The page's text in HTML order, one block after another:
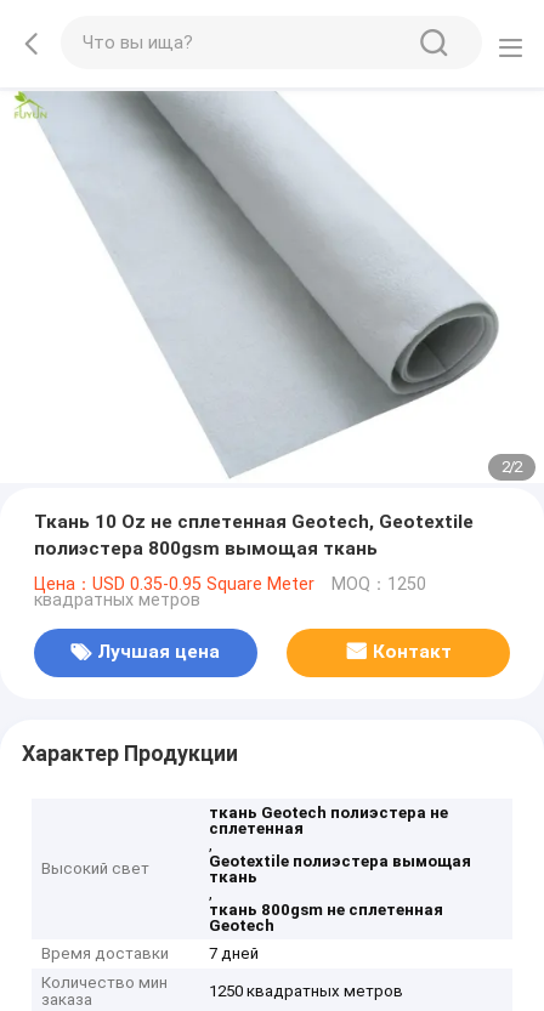
2/2
Ткань 10 Oz не сплетенная Geotech, Geotextile
полиэстера 800gsm вымощая ткань
Цена：USD 0.35-0.95 Square Meter MOQ：1250
квадратных метров
Лучшая цена Контакт
Характер Продукции
Высокий свет
ткань Geotech полиэстера не
сплетенная
,
Geotextile полиэстера вымощая
ткань
,
ткань 800gsm не сплетенная
Geotech
Время доставки
7 дней
Количество мин
заказа
1250 квадратных метров